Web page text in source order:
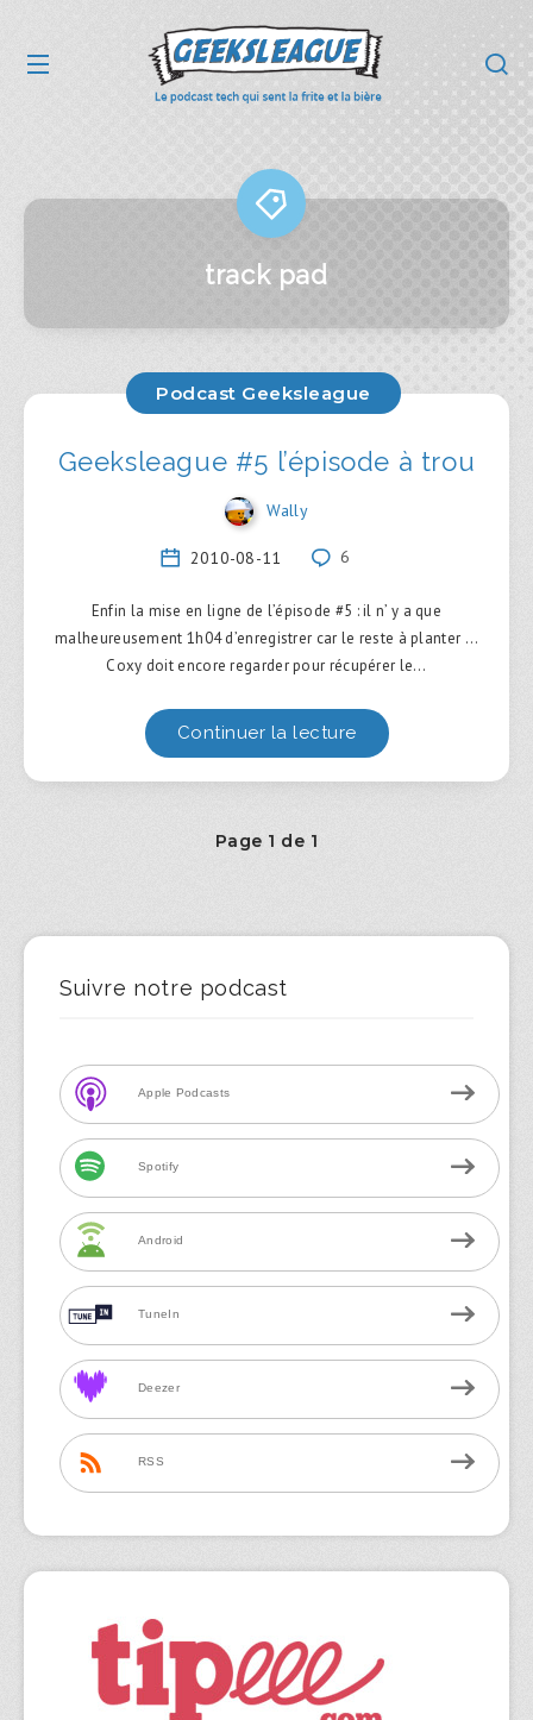
track pad
Podcast Geeksleague
Geeksleague #5 l’épisode à trou
Wally
2010-08-11 6
Enfin la mise en ligne de l’épisode #5 : il n’ y a que
malheureusement 1h04 d’enregistrer car le reste à planter …
Coxy doit encore regarder pour récupérer le…
Continuer la lecture
Page 1 de 1
Suivre notre podcast
Apple Podcasts
Spotify
Android
TuneIn
Deezer
RSS